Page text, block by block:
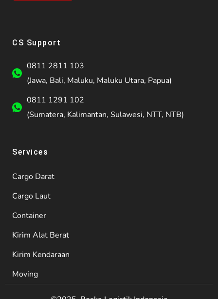
CS Support
0811 2811 103
(Jawa, Bali, Maluku, Maluku Utara, Papua)
0811 1291 102
(Sumatera, Kalimantan, Sulawesi, NTT, NTB)
Services
Cargo Darat
Cargo Laut
Container
Kirim Alat Berat
Kirim Kendaraan
Moving